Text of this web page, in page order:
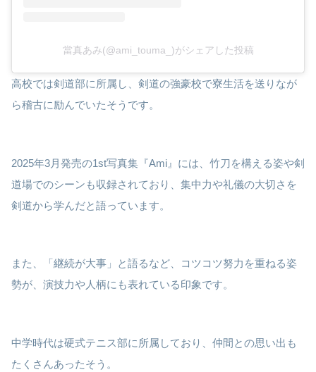
當真あみ(@ami_touma_)がシェアした投稿
高校では剣道部に所属し、剣道の強豪校で寮生活を送りなが
ら稽古に励んでいたそうです。
2025年3月発売の1st写真集『Ami』には、竹刀を構える姿や剣
道場でのシーンも収録されており、集中力や礼儀の大切さを
剣道から学んだと語っています。
また、「継続が大事」と語るなど、コツコツ努力を重ねる姿
勢が、演技力や人柄にも表れている印象です。
中学時代は硬式テニス部に所属しており、仲間との思い出も
たくさんあったそう。